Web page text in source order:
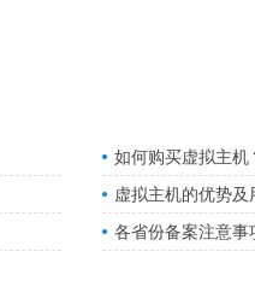
如何购买虚拟主机
虚拟主机的优势及
各省份备案注意事